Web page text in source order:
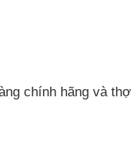
chính hãng và